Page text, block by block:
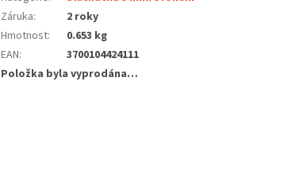
Záruka:
2 roky
Hmotnost:
0.653 kg
EAN:
3700104424111
Položka byla vyprodána…